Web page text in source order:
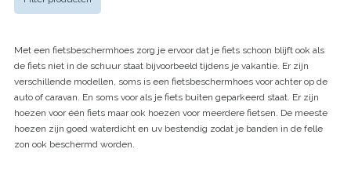
a
e
.
n
l
Met een fietsbeschermhoes zorg je ervoor dat je fiets schoon blijft ook als
de fiets niet in de schuur staat bijvoorbeeld tijdens je vakantie. Er zijn
verschillende modellen, soms is een fietsbeschermhoes voor achter op de
auto of caravan. En soms voor als je fiets buiten geparkeerd staat. Er zijn
hoezen voor één fiets maar ook hoezen voor meerdere fietsen. De meeste
hoezen zijn goed waterdicht en uv bestendig zodat je banden in de felle
zon ook beschermd worden.